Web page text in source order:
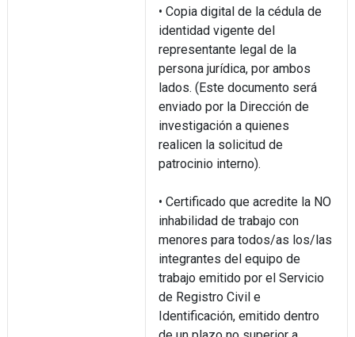
• Copia digital de la cédula de
identidad vigente del
representante legal de la
persona jurídica, por ambos
lados. (Este documento será
enviado por la Dirección de
investigación a quienes
realicen la solicitud de
patrocinio interno).
• Certificado que acredite la NO
inhabilidad de trabajo con
menores para todos/as los/las
integrantes del equipo de
trabajo emitido por el Servicio
de Registro Civil e
Identificación, emitido dentro